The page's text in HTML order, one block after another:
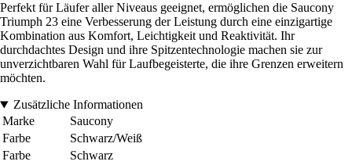
Perfekt für Läufer aller Niveaus geeignet, ermöglichen die Saucony
Triumph 23 eine Verbesserung der Leistung durch eine einzigartige
Kombination aus Komfort, Leichtigkeit und Reaktivität. Ihr
durchdachtes Design und ihre Spitzentechnologie machen sie zur
unverzichtbaren Wahl für Laufbegeisterte, die ihre Grenzen erweitern
möchten.
Zusätzliche Informationen
Marke
Saucony
Farbe
Schwarz/Weiß
Farbe
Schwarz